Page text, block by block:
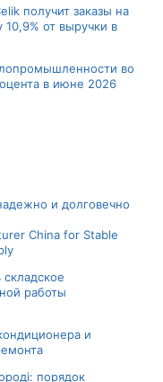
получит заказы на
от выручки в
во
в июне 2026
и долговечно
China for Stable
складское
работы
и
порядок